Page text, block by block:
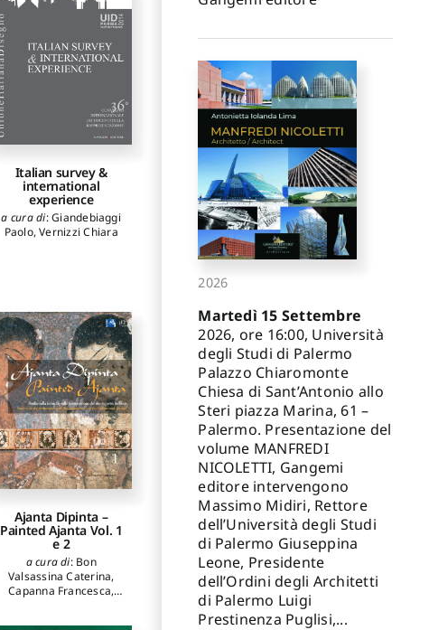
Italian survey &
international
experience
a cura di:Giandebiaggi
Paolo,Vernizzi Chiara
Ajanta Dipinta –
Painted Ajanta Vol. 1
e 2
a cura di: Bon
Valsassina Caterina,
Capanna Francesca,
2026
Martedì 15 Settembre
2026, ore 16:00, Università
degli Studi di Palermo
Palazzo Chiaromonte
Chiesa di Sant’Antonio allo
Steri piazza Marina, 61 –
Palermo. Presentazione del
volume MANFREDI
NICOLETTI, Gangemi
editore intervengono
Massimo Midiri, Rettore
dell’Università degli Studi
di Palermo Giuseppina
Leone, Presidente
dell’Ordini degli Architetti
di Palermo Luigi
Prestinenza Puglisi,...